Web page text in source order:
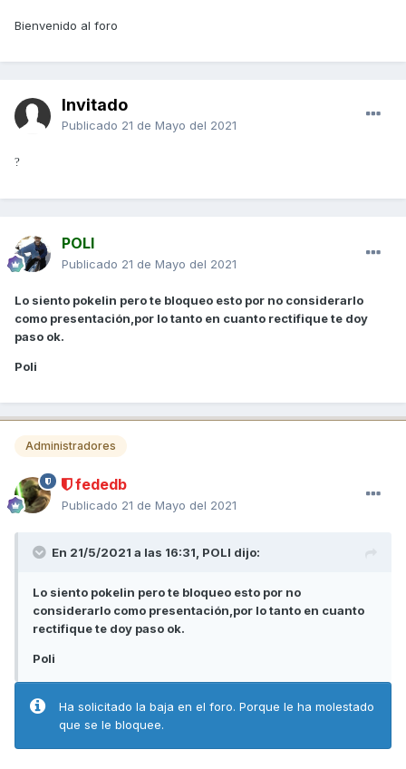
Bienvenido al foro
Invitado
Publicado 21 de Mayo del 2021
?
POLI
Publicado 21 de Mayo del 2021
Lo siento pokelin pero te bloqueo esto por no considerarlo
como presentación,por lo tanto en cuanto rectifique te doy
paso ok.
Poli
Administradores
fededb
Publicado 21 de Mayo del 2021
En 21/5/2021 a las 16:31, POLI dijo:
Lo siento pokelin pero te bloqueo esto por no
considerarlo como presentación,por lo tanto en cuanto
rectifique te doy paso ok.
Poli
Ha solicitado la baja en el foro. Porque le ha molestado
que se le bloquee.